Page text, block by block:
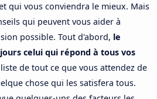
qui vous conviendra le mieux. Mais
qui peuvent vous aider à
possible. Tout d'abord, le
celui qui répond à tous vos
de tout ce que vous attendez de
chose qui les satisfera tous.